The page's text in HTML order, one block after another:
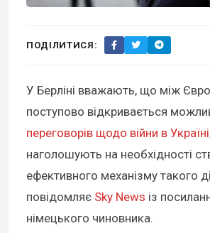
ПОДІЛИТИСЯ:
У Берліні вважають, що між
поступово відкривається
переговорів щодо війни в Україні
наголошують на необхідності
ефективного механізму такого
повідомляє Sky News із
німецького чиновника.